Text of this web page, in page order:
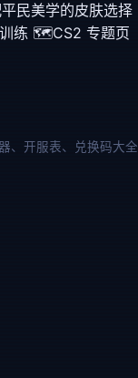
平民美学的皮肤选择
练 🗺️CS2 专题页
、开服表、兑换码大全